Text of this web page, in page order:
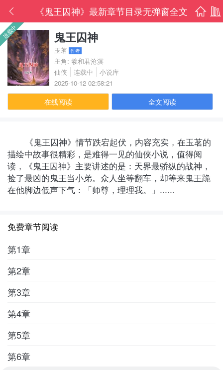
《鬼王囚神》最新章节目录无弹窗全文
免费阅读
首页 书架
连载中 鬼王囚神
玉茗 作者
主角: 羲和君沧溟
仙侠
连载中
小说库
2025-10-12 02:58:21
在线阅读 全文阅读
《鬼王囚神》情节跌宕起伏，内容充实，在玉茗的
描绘中故事很精彩，是难得一见的仙侠小说，值得阅
读，《鬼王囚神》主要讲述的是：天界最骄纵的战神，
捡了最凶的鬼王当小弟。众人坐等翻车，却等来鬼王跪
在他脚边低声下气：「师尊，理理我。」......
免费章节阅读
第1章
第2章
第3章
第4章
第5章
第6章